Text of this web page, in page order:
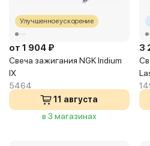
Улучшенное ускорение
от 1 904 ₽
Свеча зажигания NGK Iridium
IX
5464
11 августа
в 3 магазинах
3